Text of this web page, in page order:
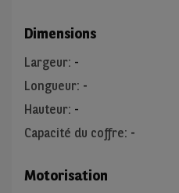
Dimensions
Largeur: -
Longueur: -
Hauteur: -
Capacité du coffre: -
Motorisation